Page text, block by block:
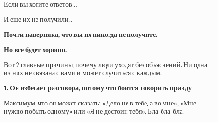
Если вы хотите ответов…
И еще их не получили…
Почти наверняка, что вы их никогда не получите.
Но все будет хорошо.
Вот 2 главные причины, почему люди уходят без объяснений. Ни одна
из них не связана с вами и может случиться с каждым.
1. Он избегает разговора, потому что боится говорить правду
Максимум, что он может сказать: «Дело не в тебе, а во мне», «Мне
нужно побыть одному» или «Я не достоин тебя». Бла-бла-бла.